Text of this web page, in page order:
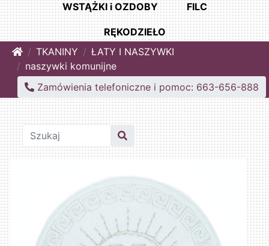
WSTĄŻKI i OZDOBY FILC
RĘKODZIEŁO
HomeTKANINY
ŁATY I NASZYWKI
naszywki komunijne
Zamówienia telefoniczne i pomoc: 663-656-888